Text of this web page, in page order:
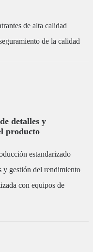
de alta calidad
de la calidad
detalles y
producto
estandarizado
y gestión del rendimiento
con equipos de